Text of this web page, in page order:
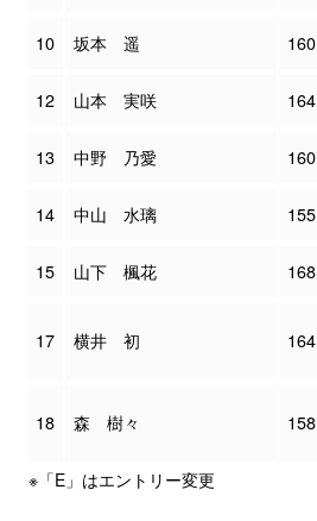
10 坂本 遥 160
12 山本 実咲 164
13 中野 乃愛 160
14 中山 水璃 155
15 山下 楓花 168
17 横井 初 164
18 森 樹々 158
※「E」はエントリー変更